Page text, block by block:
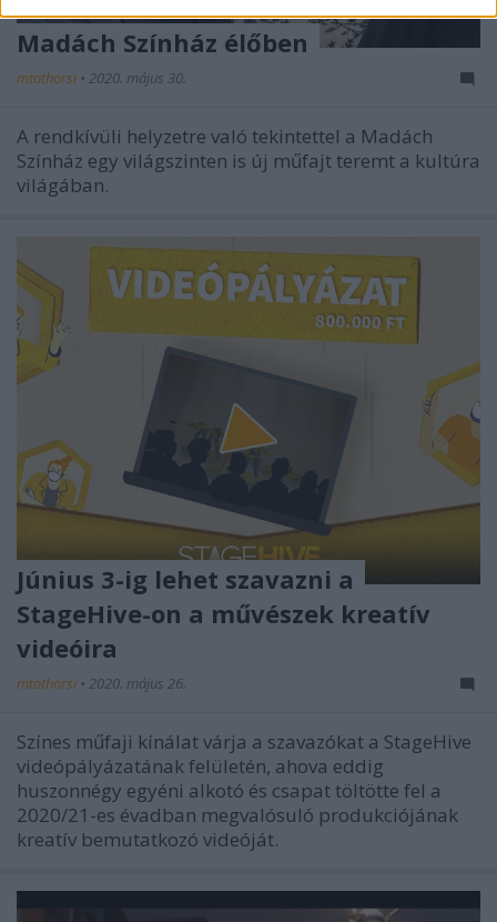
Madách Színház élőben
mtothorsi • 2020. május 30.
A rendkívüli helyzetre való tekintettel a Madách
Színház egy világszinten is új műfajt teremt a kultúra
világában.
Június 3-ig lehet szavazni a
StageHive-on a művészek kreatív
videóira
mtothorsi • 2020. május 26.
Színes műfaji kínálat várja a szavazókat a StageHive
videópályázatának felületén, ahova eddig
huszonnégy egyéni alkotó és csapat töltötte fel a
2020/21-es évadban megvalósuló produkciójának
kreatív bemutatkozó videóját.